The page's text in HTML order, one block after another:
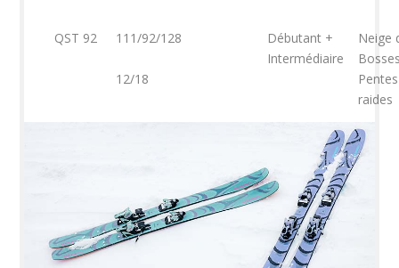
QST 92 111/92/128
12/18
Débutant +
Intermédiaire
Neige
Pentes
raides